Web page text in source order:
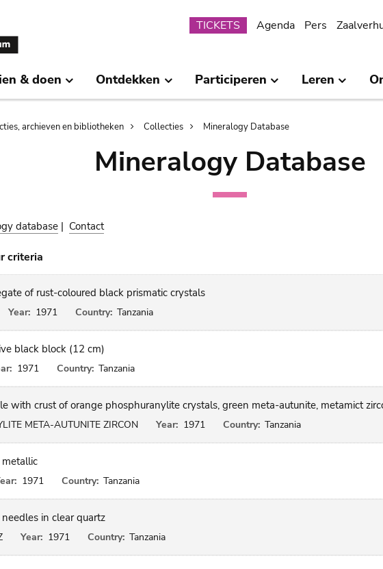
Submenu
TICKETS Agenda Pers
& doen Ontdekken Participeren Leren
archieven en bibliotheken Collecties Mineralogy Database
Mineralogy Database
database | Contact
criteria
of rust-coloured black prismatic crystals
Year: 1971 Country: Tanzania
black block (12 cm)
1971 Country: Tanzania
with crust of orange phosphuranylite crystals, green meta-autunite, metamict
META-AUTUNITE ZIRCON Year: 1971 Country: Tanzania
1971 Country: Tanzania
in clear quartz
Year: 1971 Country: Tanzania